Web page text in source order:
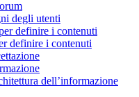
degli utenti
definire i contenuti
definire i contenuti
dell’informazione